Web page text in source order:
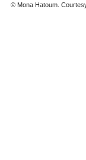
© Mona Hatoum.